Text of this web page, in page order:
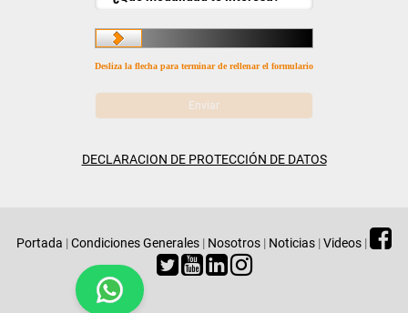
Desliza la flecha para terminar de rellenar el formulario
DECLARACION DE PROTECCIÓN DE DATOS
Portada |Condiciones Generales | Nosotros | Noticias |Videos |